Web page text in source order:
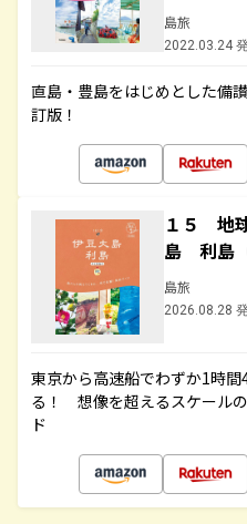
島旅
2022.03.24
直島・豊島をはじめとした備
訂版！
１５ 地
島 利島
島旅
2026.08.28
東京から高速船でわずか1時
る！ 想像を超えるスケール
ド